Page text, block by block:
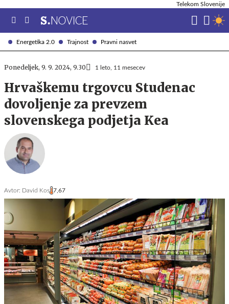
Energetika 2.0 Trajnost Pravni nasvet
Telekom Slovenije
Ponedeljek, 9. 9. 2024, 9.30 1 leto, 11 mesecev
Hrvaškemu trgovcu Studenac
dovoljenje za prevzem
slovenskega podjetja Kea
Avtor: David Kos 7,67